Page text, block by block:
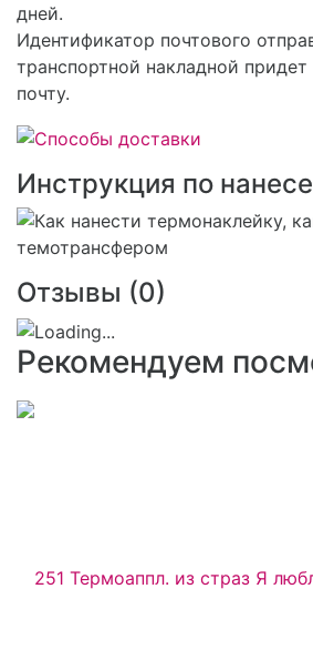
дней.
Идентификатор почтового
транспортной накладной
почту.
Инструкция по
Отзывы (0)
Рекомендуем